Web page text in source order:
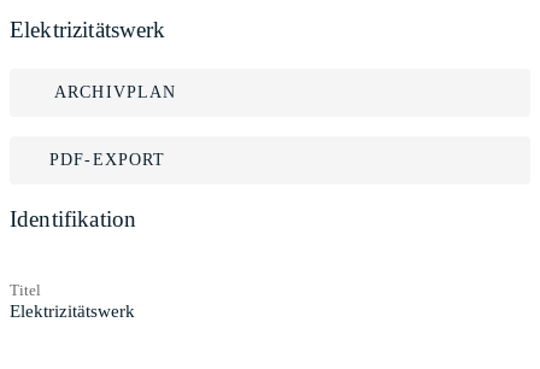
Elektrizitätswerk
ARCHIVPLAN
PDF-EXPORT
Identifikation
Titel
Elektrizitätswerk